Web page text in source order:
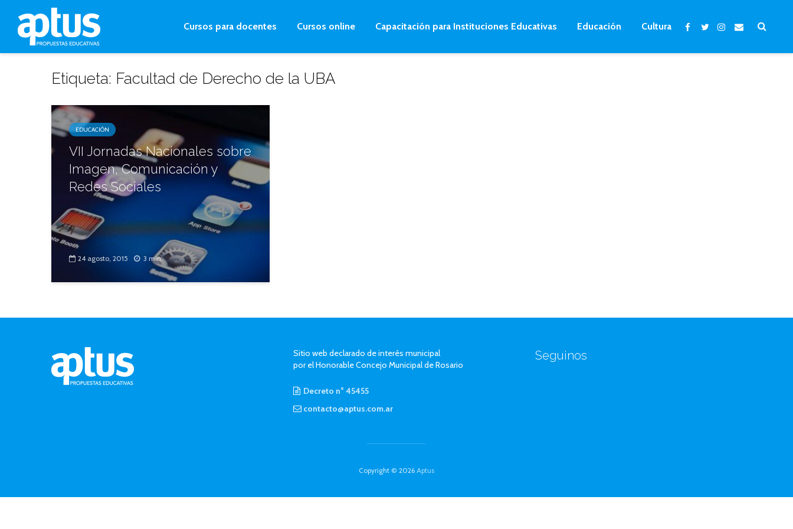
Cursos para docentes Cursos online Capacitación para Instituciones Educativas Educación Cultura
Etiqueta: Facultad de Derecho de la UBA
EDUCACIÓN
VII Jornadas Nacionales sobre
Imagen, Comunicación y
Redes Sociales
24 agosto, 2015 3 min.
Sitio web declarado de interés municipal
por el Honorable Concejo Municipal de Rosario
Decreto n° 45455
contacto@aptus.com.ar
Seguinos
Copyright © 2026 Aptus